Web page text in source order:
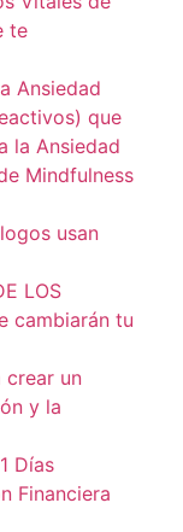
te
Ansiedad
que
la Ansiedad
Mindfulness
usan
LOS
cambiarán tu
crear un
y la
Días
Financiera